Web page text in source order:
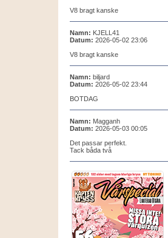
V8 bragt kanske
Namn: KJELL41
Datum: 2026-05-02 23:06
V8 bragt kanske
Namn: biljard
Datum: 2026-05-02 23:44
BOTDAG
Namn: Magganh
Datum: 2026-05-03 00:05
Det passar perfekt.
Tack båda två